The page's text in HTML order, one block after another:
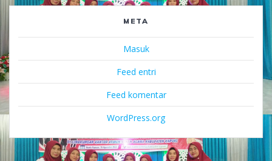
META
Masuk
Feed entri
Feed komentar
WordPress.org